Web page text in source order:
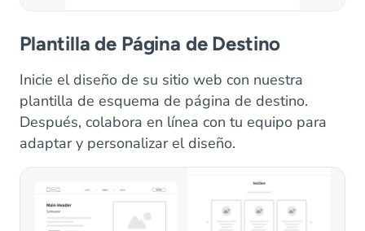
Plantilla de Página de Destino
Inicie el diseño de su sitio web con nuestra
plantilla de esquema de página de destino.
Después, colabora en línea con tu equipo para
adaptar y personalizar el diseño.